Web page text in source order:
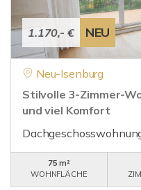
1.170,- € NEU
Neu-Isenburg
Stilvolle 3-Zimmer-
und viel Komfort
75 m²
WOHNFLÄCHE